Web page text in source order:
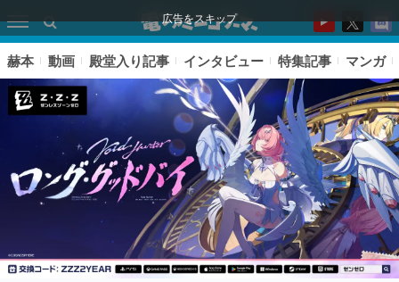
広告をスキップ
赫本 動画 殿堂入り記事 インタビュー 特集記事 マンガ